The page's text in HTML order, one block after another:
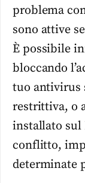
problema
sono attive
È possibile
bloccando
tuo antivirus
restrittiva, o
installato sul
conflitto,
determinate